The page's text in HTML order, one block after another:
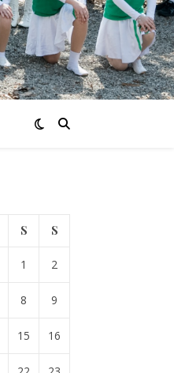
S S
1 2
8 9
15 16